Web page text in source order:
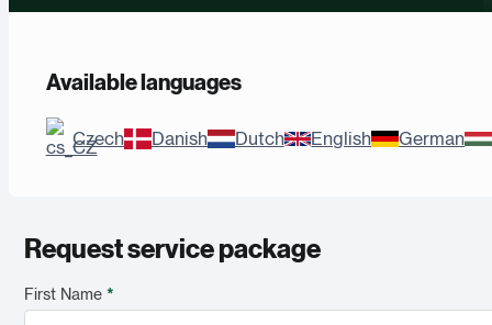
Available languages
Czech Danish Dutch English German
Request service package
First Name *